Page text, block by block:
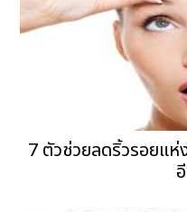
7 ตัวช่วยลดริ้วรอยแห่